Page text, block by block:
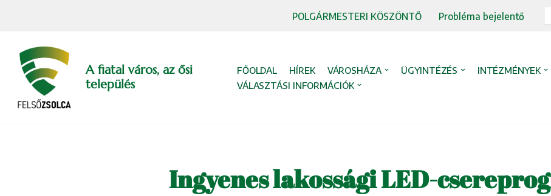
content
POLGÁRMESTERI KÖSZÖNTŐ Probléma bejelentő
A fiatal város, az ősi
település
FŐOLDAL HÍREK VÁROSHÁZA ÜGYINTÉZÉS INTÉZMÉNYEK
VÁLASZTÁSI INFORMÁCIÓK
Ingyenes lakossági LED-